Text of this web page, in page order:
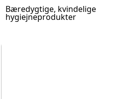
Bæredygtige, kvindelige
hygiejneprodukter